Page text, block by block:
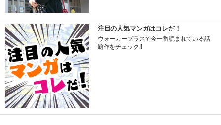
注目の人気マンガはコレだ！
ウォーカープラスで今一番読まれている話
題作をチェック!!